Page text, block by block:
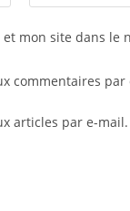
your
mon site dans
commentaires par
articles par e-mail.